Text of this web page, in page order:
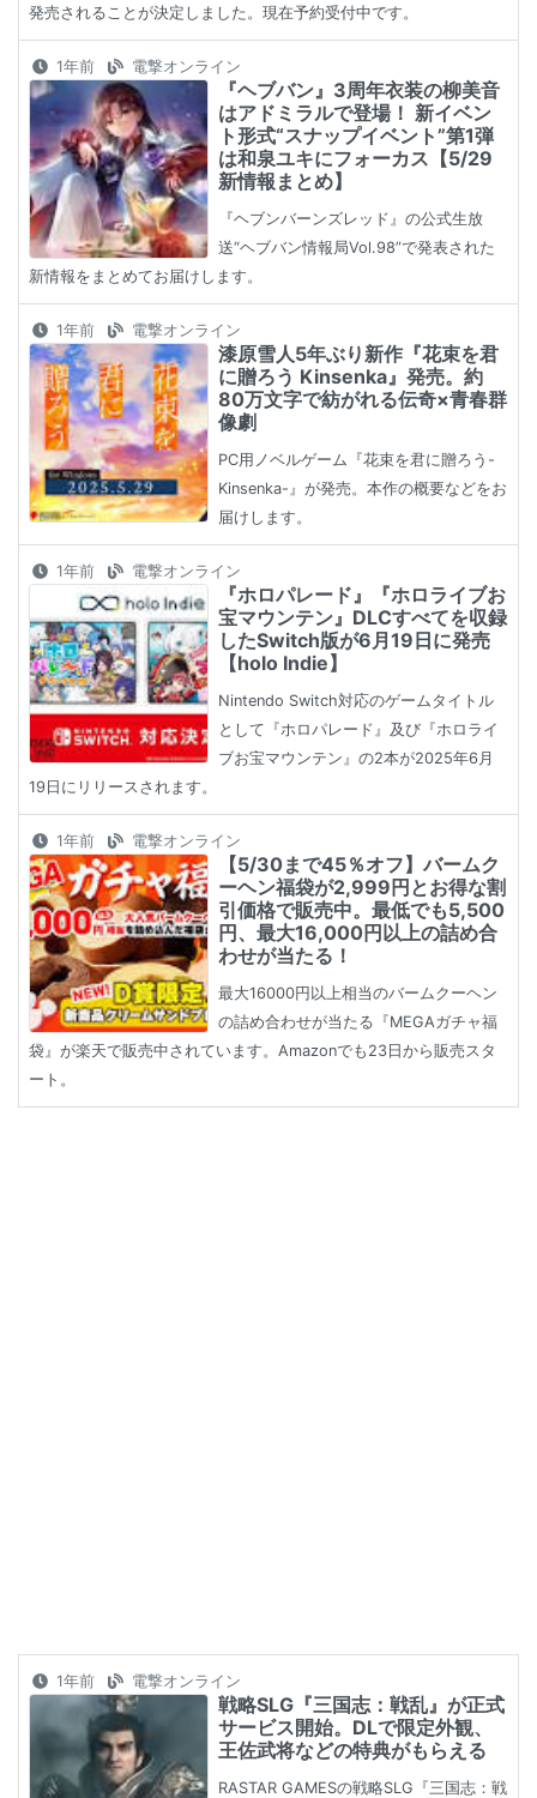
発売されることが決定しました。現在予約受付中です。
1年前 電撃オンライン
『ヘブバン』3周年衣装の柳美音
はアドミラルで登場！ 新イベン
ト形式“スナップイベント”第1弾
は和泉ユキにフォーカス【5/29
新情報まとめ】
『ヘブンバーンズレッド』の公式生放
送“ヘブバン情報局Vol.98”で発表された
新情報をまとめてお届けします。
1年前 電撃オンライン
漆原雪人5年ぶり新作『花束を君
に贈ろう Kinsenka』発売。約
80万文字で紡がれる伝奇×青春群
像劇
PC用ノベルゲーム『花束を君に贈ろう-
Kinsenka-』が発売。本作の概要などをお
届けします。
1年前 電撃オンライン
『ホロパレード』『ホロライブお
宝マウンテン』DLCすべてを収録
したSwitch版が6月19日に発売
【holo Indie】
Nintendo Switch対応のゲームタイトル
として『ホロパレード』及び『ホロライ
ブお宝マウンテン』の2本が2025年6月
19日にリリースされます。
1年前 電撃オンライン
【5/30まで45％オフ】バームク
ーヘン福袋が2,999円とお得な割
引価格で販売中。最低でも5,500
円、最大16,000円以上の詰め合
わせが当たる！
最大16000円以上相当のバームクーヘン
の詰め合わせが当たる『MEGAガチャ福
袋』が楽天で販売中されています。Amazonでも23日から販売スタ
ート。
1年前 電撃オンライン
戦略SLG『三国志：戦乱』が正式
サービス開始。DLで限定外観、
王佐武将などの特典がもらえる
RASTAR GAMESの戦略SLG『三国志：戦